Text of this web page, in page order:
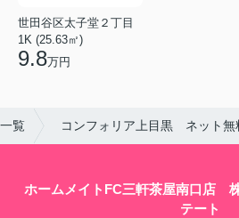
世田谷区太子堂２丁目
1K (25.63㎡)
9.8万円
覧 コンフォリア上目黒 ネット
ホームメイトFC三軒茶屋南口店
テート